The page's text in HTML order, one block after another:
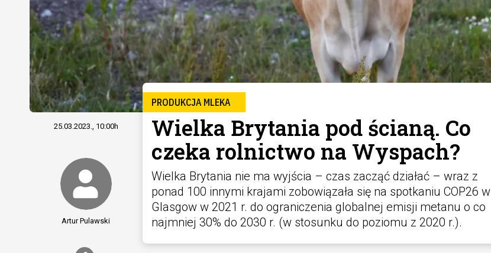
PRODUKCJA MLEKA
Wielka Brytania pod ścianą. Co
czeka rolnictwo na Wyspach?
Wielka Brytania nie ma wyjścia – czas zacząć działać – wraz z
ponad 100 innymi krajami zobowiązała się na spotkaniu COP26 w
Glasgow w 2021 r. do ograniczenia globalnej emisji metanu o co
najmniej 30% do 2030 r. (w stosunku do poziomu z 2020 r.).
25.03.2023., 10:00h
Artur Pulawski